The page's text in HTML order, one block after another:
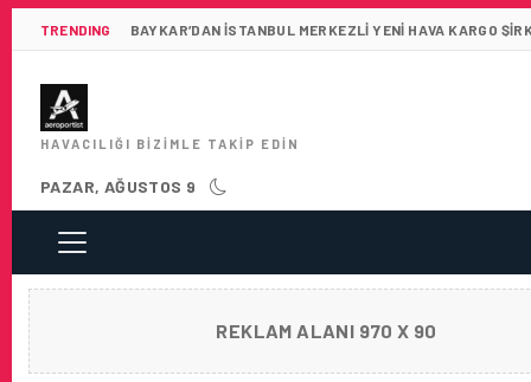
TRENDING BAYKAR’DAN İSTANBUL MERKEZLI YENI HAVA KARGO
HAVACILIĞI BIZIMLE TAKIP EDIN
PAZAR, AĞUSTOS 9
REKLAM ALANI 970 X 90